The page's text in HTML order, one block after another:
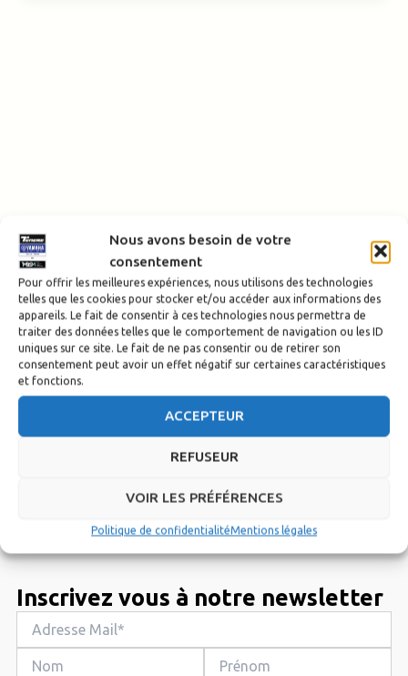
Nous avons besoin de votre
consentement
Pour offrir les meilleures expériences, nous utilisons des technologies
telles que les cookies pour stocker et/ou accéder aux informations des
appareils. Le fait de consentir à ces technologies nous permettra de
traiter des données telles que le comportement de navigation ou les ID
uniques sur ce site. Le fait de ne pas consentir ou de retirer son
consentement peut avoir un effet négatif sur certaines caractéristiques
et fonctions.
ACCEPTEUR
REFUSEUR
VOIR LES PRÉFÉRENCES
Politique de confidentialitéMentions légales
Inscrivez vous à notre newsletter